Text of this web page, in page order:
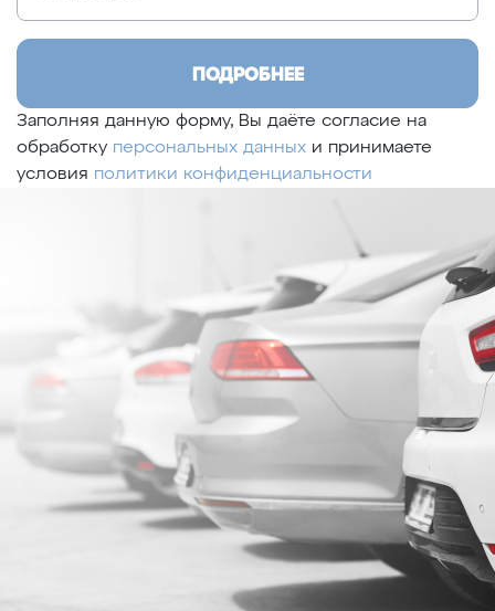
ПОДРОБНЕЕ
Заполняя данную форму, Вы даёте согласие на
обработку персональных данных и принимаете
условия политики конфиденциальности